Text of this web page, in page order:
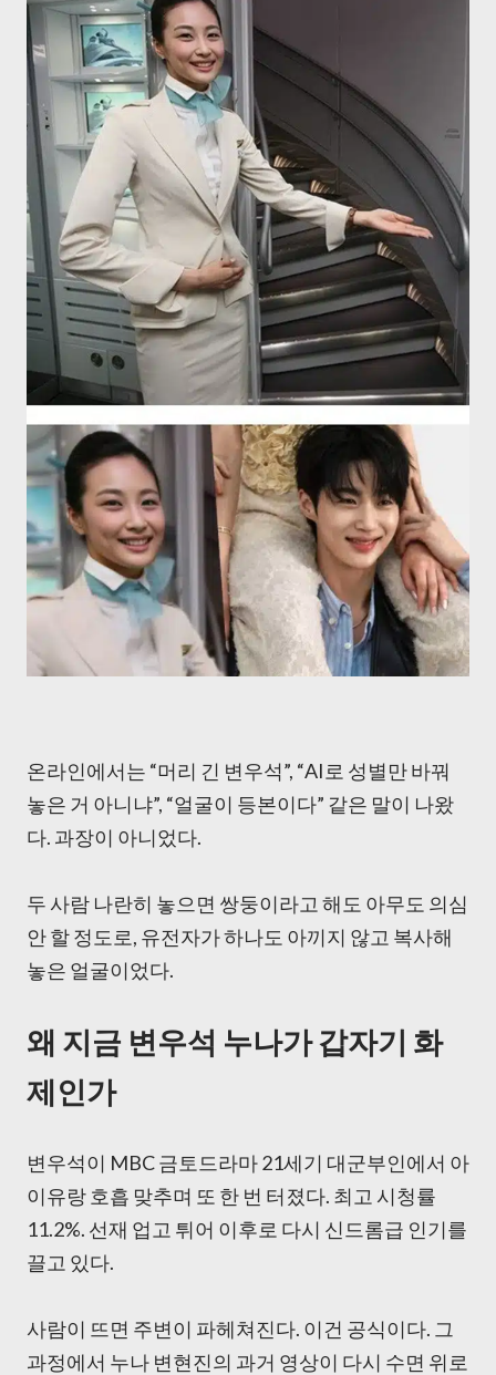
온라인에서는 “머리 긴 변우석”, “AI로 성별만 바꿔
놓은 거 아니냐”, “얼굴이 등본이다” 같은 말이 나왔
다. 과장이 아니었다.
두 사람 나란히 놓으면 쌍둥이라고 해도 아무도 의심
안 할 정도로, 유전자가 하나도 아끼지 않고 복사해
놓은 얼굴이었다.
왜 지금 변우석 누나가 갑자기 화
제인가
변우석이 MBC 금토드라마 21세기 대군부인에서 아
이유랑 호흡 맞추며 또 한 번 터졌다. 최고 시청률
11.2%. 선재 업고 튀어 이후로 다시 신드롬급 인기를
끌고 있다.
사람이 뜨면 주변이 파헤쳐진다. 이건 공식이다. 그
과정에서 누나 변현진의 과거 영상이 다시 수면 위로